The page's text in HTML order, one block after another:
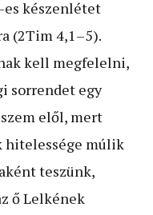
es készenlétet
(2Tim 4,1–5).
kell megfelelni,
sorrendet egy
elől, mert
hitelessége múlik
teszünk,
ő Lelkének